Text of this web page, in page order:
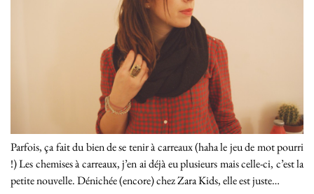
Parfois, ça fait du bien de se tenir à carreaux (haha le jeu de mot pourri
!) Les chemises à carreaux, j’en ai déjà eu plusieurs mais celle-ci, c’est la
petite nouvelle. Dénichée (encore) chez Zara Kids, elle est juste…